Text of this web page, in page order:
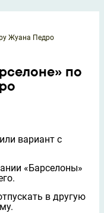
Жуана Педро
по
вариант с
«Барселоны»
в другую